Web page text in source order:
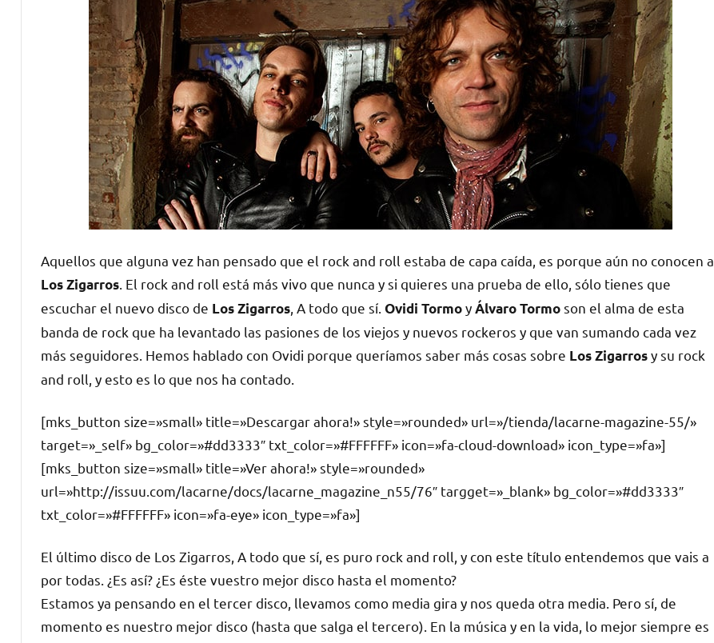
Aquellos que alguna vez han pensado que el rock and roll estaba de capa caída, es porque aún no conocen a
Los Zigarros . El rock and roll está más vivo que nunca y si quieres una prueba de ello, sólo tienes que
escuchar el nuevo disco de Los Zigarros A todo que sí Ovidi TormoyÁlvaro Tormoson el alma de esta
banda de rock que ha levantado las pasiones de los viejos y nuevos rockeros y que van sumando cada vez
más seguidores. Hemos hablado con Ovidi porque queríamos saber más cosas sobre Los Zigarrosy su rock
and roll, y esto es lo que nos ha contado.
[mks_button size=»small» title=»Descargar ahora!» style=»rounded» url=»/tienda/lacarne-magazine-55/»
target=»_self» bg_color=»#dd3333″ txt_color=»#FFFFFF» icon=»fa-cloud-download» icon_type=»fa»]
[mks_button size=»small» title=»Ver ahora!» style=»rounded»
url=»http://issuu.com/lacarne/docs/lacarne_magazine_n55/76″ targget=»_blank» bg_color=»#dd3333″
txt_color=»#FFFFFF» icon=»fa-eye» icon_type=»fa»]
El último disco de Los Zigarros, A todo que sí , es puro rock and roll, y con este título entendemos que vais a
por todas. ¿Es así? ¿Es éste vuestro mejor disco hasta el momento?
Estamos ya pensando en el tercer disco, llevamos como media gira y nos queda otra media. Pero sí, de
momento es nuestro mejor disco (hasta que salga el tercero). En la música y en la vida, lo mejor siempre es